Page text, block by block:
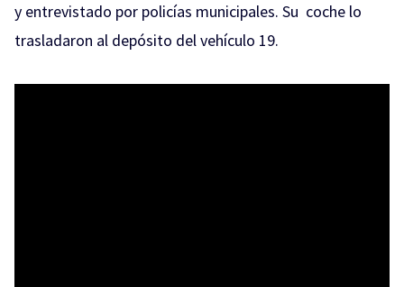
y entrevistado por policías municipales. Su coche lo
trasladaron al depósito del vehículo 19.